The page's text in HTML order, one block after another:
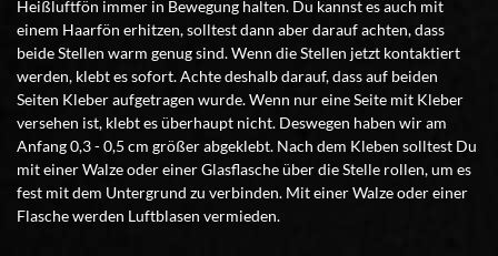
Heißluftfön immer in Bewegung halten. Du kannst es auch mit
einem Haarfön erhitzen, solltest dann aber darauf achten, dass
beide Stellen warm genug sind. Wenn die Stellen jetzt kontaktiert
werden, klebt es sofort. Achte deshalb darauf, dass auf beiden
Seiten Kleber aufgetragen wurde. Wenn nur eine Seite mit Kleber
versehen ist, klebt es überhaupt nicht. Deswegen haben wir am
Anfang 0,3 - 0,5 cm größer abgeklebt. Nach dem Kleben solltest Du
mit einer Walze oder einer Glasflasche über die Stelle rollen, um es
fest mit dem Untergrund zu verbinden. Mit einer Walze oder einer
Flasche werden Luftblasen vermieden.